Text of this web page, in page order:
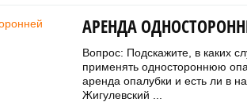
АРЕНДА
Вопрос: Подскажите, в каких
применять одностороннюю
аренда опалубки и есть ли в
Жигулевский ...